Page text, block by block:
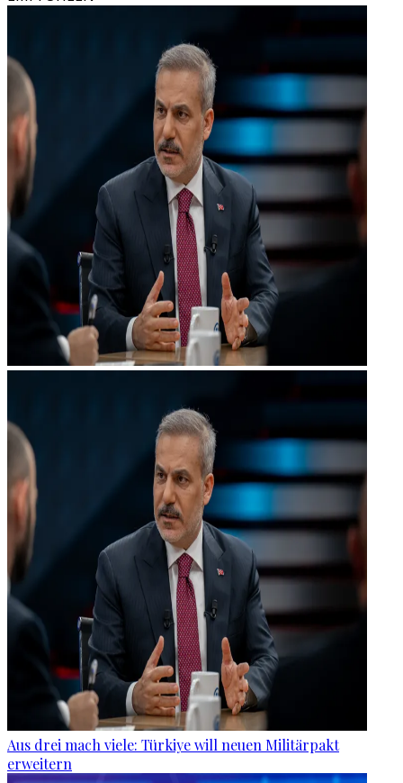
Aus drei mach viele: Türkiye will neuen Militärpakt
erweitern